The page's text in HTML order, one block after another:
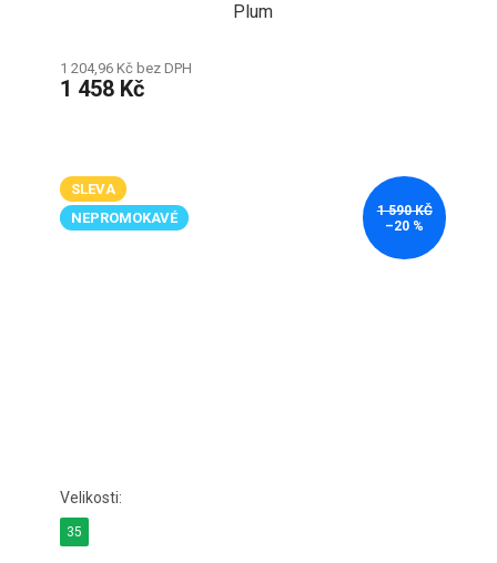
Plum
1 204,96 Kč bez DPH
1 458 Kč
SLEVA
NEPROMOKAVÉ
1 590 KČ
–20 %
35